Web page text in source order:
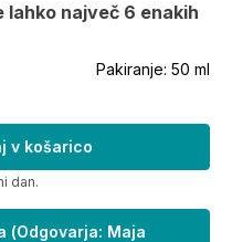
lahko največ 6 enakih
Pakiranje: 50 ml
v košarico
dan.
(Odgovarja: Maja